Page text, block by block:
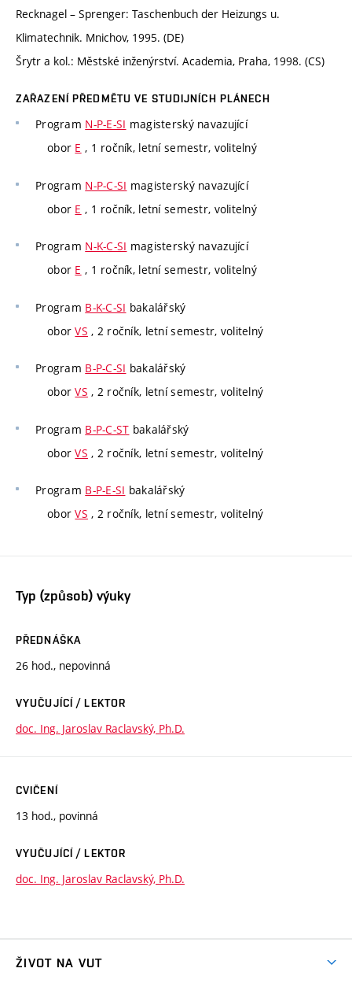
Recknagel – Sprenger: Taschenbuch der Heizungs u.
Klimatechnik. Mnichov, 1995. (DE)
Šrytr a kol.: Městské inženýrství. Academia, Praha, 1998. (CS)
ZAŘAZENÍ PŘEDMĚTU VE STUDIJNÍCH PLÁNECH
Program N-P-E-SI magisterský navazující
obor E , 1 ročník, letní semestr, volitelný
Program N-P-C-SI magisterský navazující
obor E , 1 ročník, letní semestr, volitelný
Program N-K-C-SI magisterský navazující
obor E , 1 ročník, letní semestr, volitelný
Program B-K-C-SI bakalářský
oborVS , 2 ročník, letní semestr, volitelný
Program B-P-C-SI bakalářský
oborVS , 2 ročník, letní semestr, volitelný
Program B-P-C-ST bakalářský
oborVS , 2 ročník, letní semestr, volitelný
Program B-P-E-SI bakalářský
oborVS , 2 ročník, letní semestr, volitelný
Typ (způsob) výuky
PŘEDNÁŠKA
26 hod., nepovinná
VYUČUJÍCÍ / LEKTOR
doc. Ing. Jaroslav Raclavský, Ph.D.
CVIČENÍ
13 hod., povinná
VYUČUJÍCÍ / LEKTOR
doc. Ing. Jaroslav Raclavský, Ph.D.
ŽIVOT NA VUT